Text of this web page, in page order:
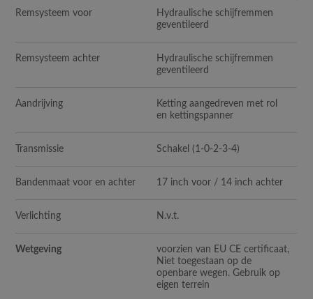
Remsysteem voor
Hydraulische schijfremmen
geventileerd
Remsysteem achter
Hydraulische schijfremmen
geventileerd
Aandrijving
Ketting aangedreven met rol
en kettingspanner
Transmissie Schakel (1-0-2-3-4)
Bandenmaat voor en achter 17 inch voor / 14 inch achter
Verlichting N.v.t.
Wetgeving
voorzien van EU CE certificaat,
Niet toegestaan op de
openbare wegen. Gebruik op
eigen terrein